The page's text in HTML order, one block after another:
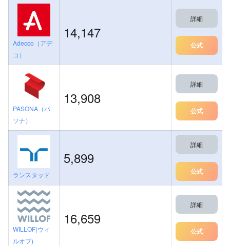
Adecco（アデ
コ）
14,147
詳細
公式
PASONA（パ
ソナ）
13,908
詳細
公式
ランスタッド
5,899
詳細
公式
WILLOF(ウィ
ルオブ)
16,659
詳細
公式